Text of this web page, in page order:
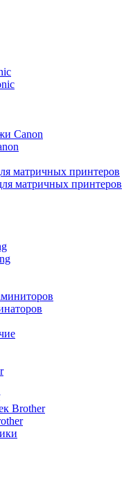
Canon
матричных принтеров
матричных принтеров
Brother